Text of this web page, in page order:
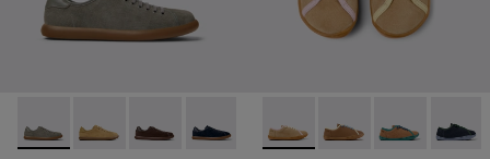
Pelotas Soller - K100974-017 - Baskets grises en nubuck et
Pelotas Soller - K100974-021
Pelotas Soller - K100974-018
Pelotas Soller - K100974-015 -
Pelotas Soller - K100974-013
Pelotas Soller -
Pelotas Soller -
Twins - K800663-003 -
Twins - K800663-007
Twins -Twins